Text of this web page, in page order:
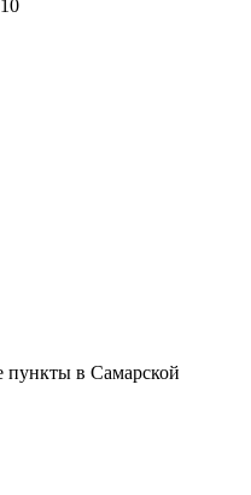
пункты в Самарской